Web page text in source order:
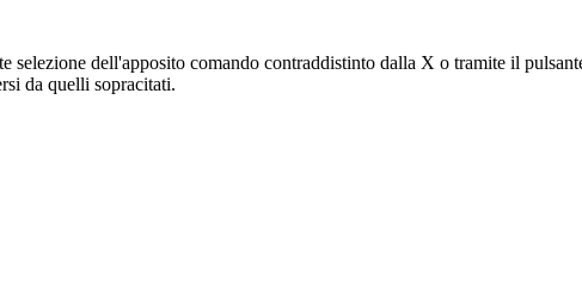
dell'apposito comando contraddistinto dalla X o tramite il
da quelli sopracitati.